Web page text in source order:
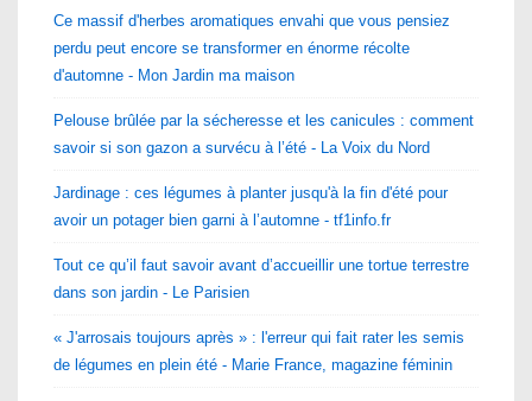
Ce massif d'herbes aromatiques envahi que vous pensiez
perdu peut encore se transformer en énorme récolte
d'automne - Mon Jardin ma maison
Pelouse brûlée par la sécheresse et les canicules : comment
savoir si son gazon a survécu à l’été - La Voix du Nord
Jardinage : ces légumes à planter jusqu'à la fin d'été pour
avoir un potager bien garni à l’automne - tf1info.fr
Tout ce qu’il faut savoir avant d’accueillir une tortue terrestre
dans son jardin - Le Parisien
« J'arrosais toujours après » : l'erreur qui fait rater les semis
de légumes en plein été - Marie France, magazine féminin